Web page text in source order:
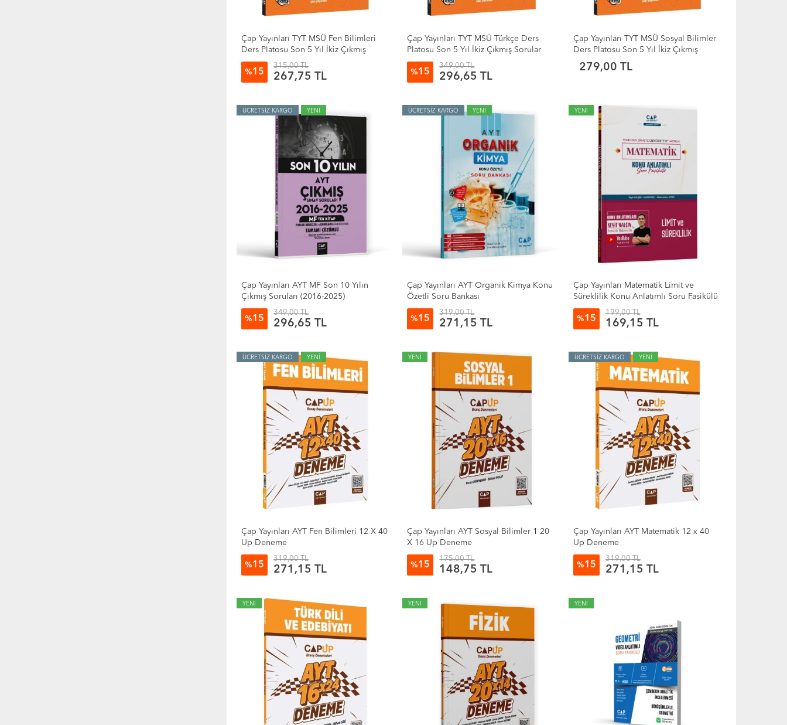
Çap Yayınları TYT MSÜ Fen Bilimleri
Ders Platosu Son 5 Yıl İkiz Çıkmış
Sorular
%15
315,00 TL
267,75 TL
Çap Yayınları TYT MSÜ Türkçe Ders
Platosu Son 5 Yıl İkiz Çıkmış Sorular
%15
349,00 TL
296,65 TL
Çap Yayınları TYT MSÜ Sosyal Bilimler
Ders Platosu Son 5 Yıl İkiz Çıkmış
Sorular
279,00 TL
ÜCRETSİZ KARGO YENİ
Çap Yayınları AYT MF Son 10 Yılın
Çıkmış Soruları (2016-2025)
%15
349,00 TL
296,65 TL
ÜCRETSİZ KARGO YENİ
Çap Yayınları AYT Organik Kimya Konu
Özetli Soru Bankası
%15
319,00 TL
271,15 TL
YENİ
Çap Yayınları Matematik Limit ve
Süreklilik Konu Anlatımlı Soru Fasikülü
%15
199,00 TL
169,15 TL
ÜCRETSİZ KARGO YENİ
Çap Yayınları AYT Fen Bilimleri 12 X 40
Up Deneme
%15
319,00 TL
271,15 TL
YENİ
Çap Yayınları AYT Sosyal Bilimler 1 20
X 16 Up Deneme
%15
175,00 TL
148,75 TL
ÜCRETSİZ KARGO YENİ
Çap Yayınları AYT Matematik 12 x 40
Up Deneme
%15
319,00 TL
271,15 TL
YENİ YENİ YENİ